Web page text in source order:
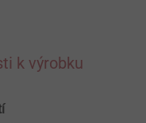
k výrobku